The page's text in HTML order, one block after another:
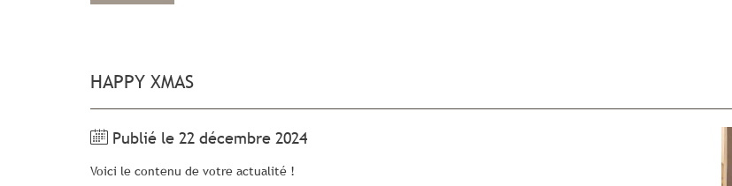
HAPPY XMAS
Publié le 22 décembre 2024
Voici le contenu de votre actualité !